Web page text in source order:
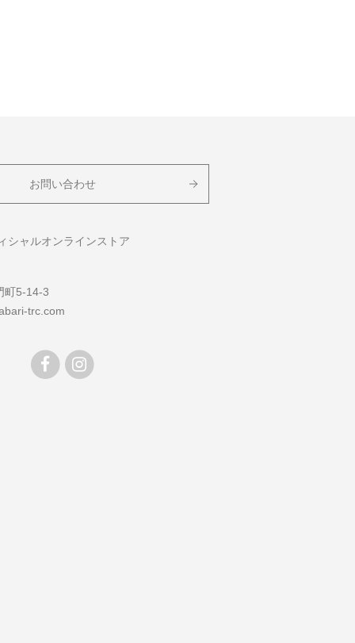
お問い合わせ
シャルオンラインストア
町5-14-3
trc.com